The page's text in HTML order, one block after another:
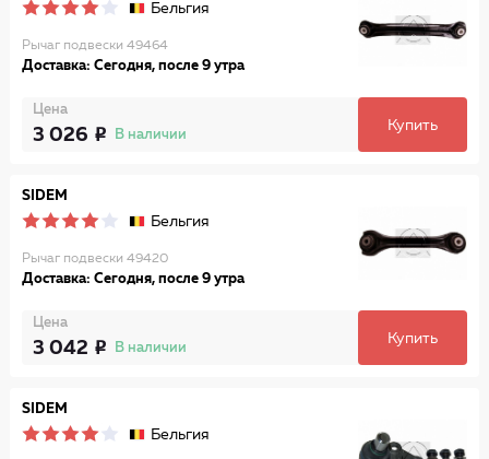
Бельгия
Рычаг подвески 49464
Доставка: Сегодня, после 9 утра
Цена
3 026 В наличии
Купить
SIDEM
Бельгия
Рычаг подвески 49420
Доставка: Сегодня, после 9 утра
Цена
3 042 В наличии
Купить
SIDEM
Бельгия